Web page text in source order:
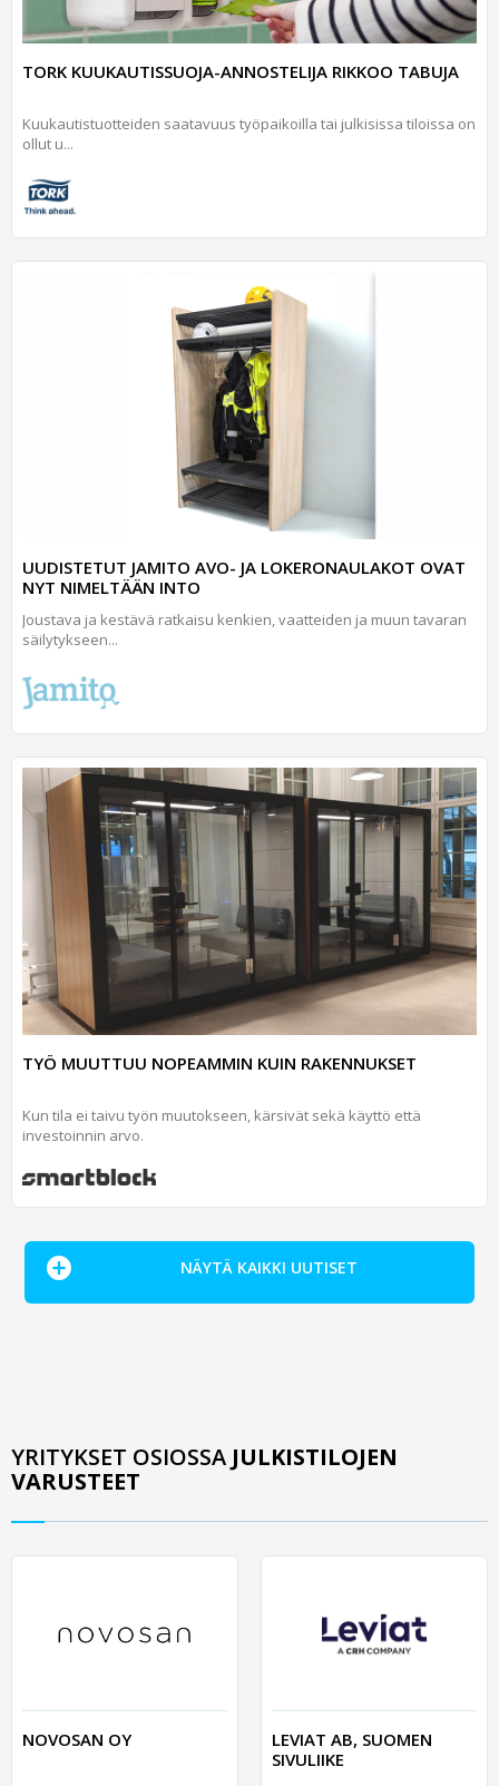
TORK KUUKAUTISSUOJA-ANNOSTELIJA RIKKOO TABUJA
Kuukautistuotteiden saatavuus työpaikoilla tai julkisissa tiloissa on
ollut u...
UUDISTETUT JAMITO AVO- JA LOKERONAULAKOT OVAT
NYT NIMELTÄÄN INTO
Joustava ja kestävä ratkaisu kenkien, vaatteiden ja muun tavaran
säilytykseen...
TYÖ MUUTTUU NOPEAMMIN KUIN RAKENNUKSET
Kun tila ei taivu työn muutokseen, kärsivät sekä käyttö että
investoinnin arvo.
NÄYTÄ KAIKKI UUTISET
YRITYKSET OSIOSSA JULKISTILOJEN
VARUSTEET
NOVOSAN OY
LEVIAT AB, SUOMEN
SIVULIIKE